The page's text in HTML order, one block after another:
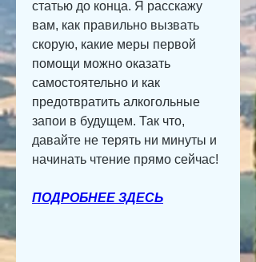
статью до конца. Я расскажу
вам, как правильно вызвать
скорую, какие меры первой
помощи можно оказать
самостоятельно и как
предотвратить алкогольные
запои в будущем. Так что,
давайте не терять ни минуты и
начинать чтение прямо сейчас!
ПОДРОБНЕЕ ЗДЕСЬ